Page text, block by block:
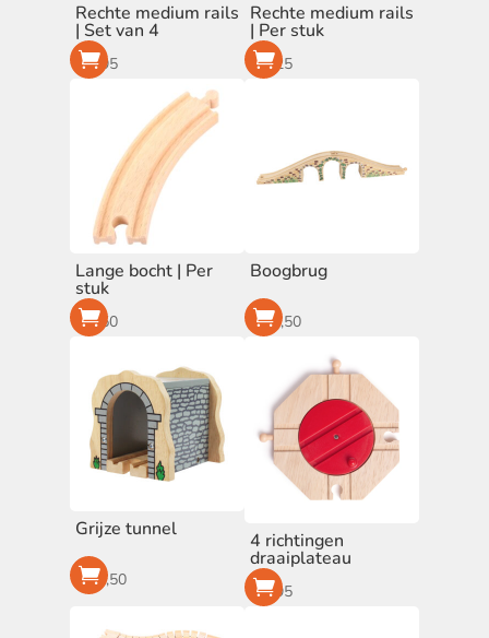
Rechte medium rails
| Set van 4
€3,95
Rechte medium rails
| Per stuk
€1,25
Lange bocht | Per
stuk
€1,50
Boogbrug
€13,50
Grijze tunnel
€12,50
4 richtingen
draaiplateau
€4,95